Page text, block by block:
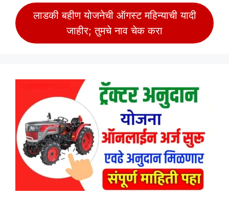
लाडकी बहीण योजनेची ऑगस्ट महिन्याची यादी
जाहीर; तुमचे नाव चेक करा